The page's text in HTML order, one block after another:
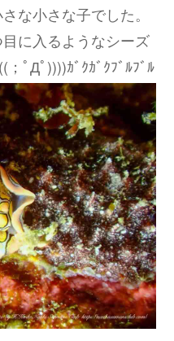
な小さな子でした。
に入るようなシーズ
ﾟДﾟ))))ｶﾞｸｶﾞｸﾌﾞﾙﾌﾞﾙ